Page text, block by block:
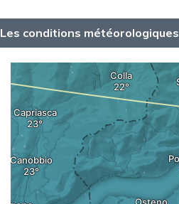
Les conditions météorologiques